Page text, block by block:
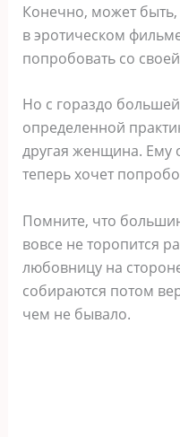
Конечно, может быть,
в эротическом
попробовать со
Но с гораздо
определенной
другая женщина. Ему
теперь хочет
Помните, что
вовсе не торопится
любовницу на
собираются потом
чем не бывало.